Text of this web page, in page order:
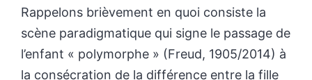
Rappelons brièvement en quoi consiste la
scène paradigmatique qui signe le passage de
l’enfant « polymorphe » (Freud, 1905/2014) à
la consécration de la différence entre la fille